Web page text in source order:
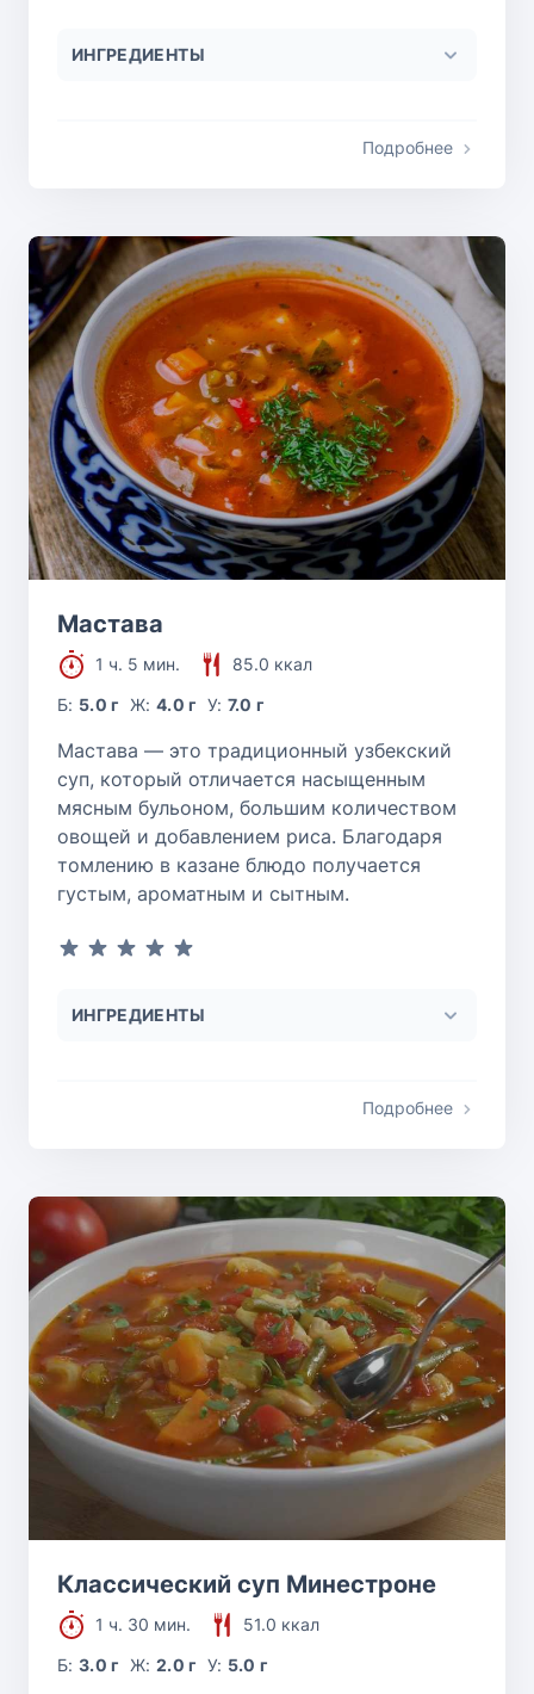
ИНГРЕДИЕНТЫ
Подробнее
Мастава
1 ч. 5 мин.
85.0 ккал
Б: 5.0 г Ж: 4.0 г У: 7.0 г
Мастава — это традиционный узбекский
суп, который отличается насыщенным
мясным бульоном, большим количеством
овощей и добавлением риса. Благодаря
томлению в казане блюдо получается
густым, ароматным и сытным.
ИНГРЕДИЕНТЫ
Подробнее
Классический суп Минестроне
1 ч. 30 мин.
51.0 ккал
Б:3.0 г Ж: 2.0 г У: 5.0 г